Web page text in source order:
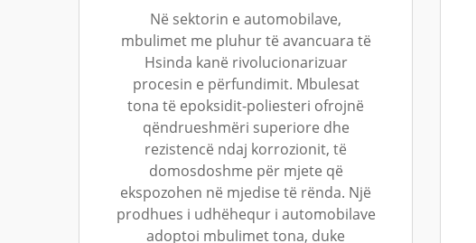
Në sektorin e automobilave,
mbulimet me pluhur të avancuara të
Hsinda kanë rivolucionarizuar
procesin e përfundimit. Mbulesat
tona të epoksidit-poliesteri ofrojnë
qëndrueshmëri superiore dhe
rezistencë ndaj korrozionit, të
domosdoshme për mjete që
ekspozohen në mjedise të rënda. Një
prodhues i udhëhequr i automobilave
adoptoi mbulimet tona, duke